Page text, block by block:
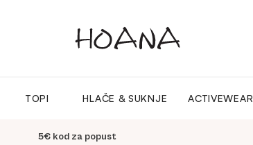
TOPI HLAČE & SUKNJE ACTIVEWEAR
5€ kod za popust